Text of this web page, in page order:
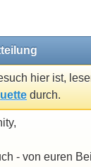
hier ist,
durch.
- von euren